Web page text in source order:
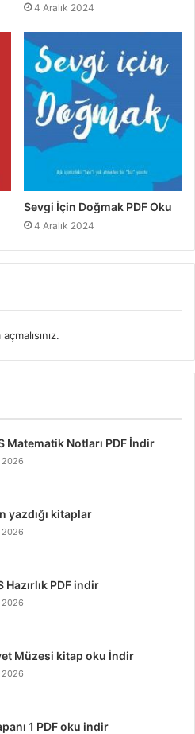
4 Aralık 2024
Sevgi İçin Doğmak PDF Oku
4 Aralık 2024
.
Matematik Notları PDF İndir
2026
yazdığı kitaplar
2026
Hazırlık PDF indir
2026
Müzesi kitap oku İndir
2026
1 PDF oku indir